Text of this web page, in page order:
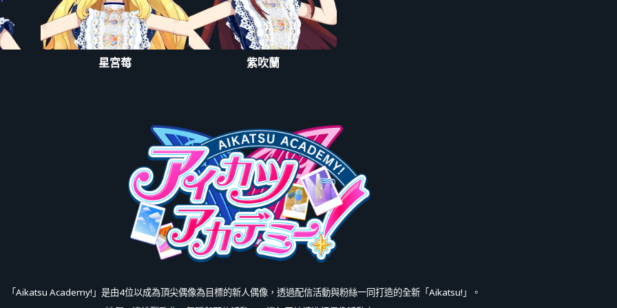
星宮莓 紫吹蘭
「Aikatsu Academy!」是由4位以成為頂尖偶像為目標的新人偶像，透過配信活動與粉絲一同打造的全新「Aikatsu!」。